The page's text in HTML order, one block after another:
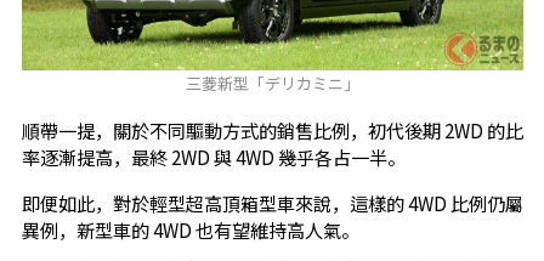
三菱新型「デリカミニ」
順帶一提，關於不同驅動方式的銷售比例，初代後期 2WD 的比
率逐漸提高，最終 2WD 與 4WD 幾乎各占一半。
即便如此，對於輕型超高頂箱型車來說，這樣的 4WD 比例仍屬
異例，新型車的 4WD 也有望維持高人氣。